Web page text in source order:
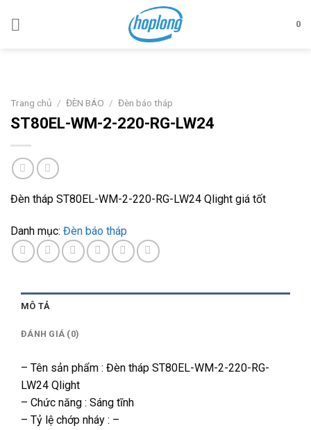
0
Trang chủ / ĐÈN BÁO / Đèn báo tháp
ST80EL-WM-2-220-RG-LW24
Đèn tháp ST80EL-WM-2-220-RG-LW24 Qlight giá tốt
Danh mục: Đèn báo tháp
MÔ TẢ
ĐÁNH GIÁ (0)
– Tên sản phẩm : Đèn tháp ST80EL-WM-2-220-RG-
LW24 Qlight
– Chức năng : Sáng tĩnh
– Tỷ lệ chớp nháy : –